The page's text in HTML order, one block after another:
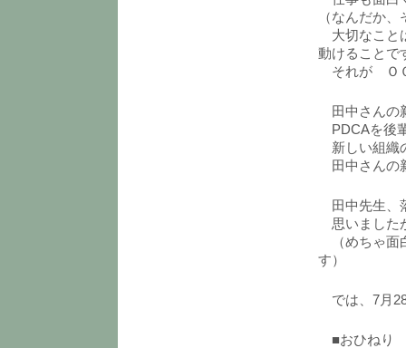
（なんだか
大切なこと
動けることで
それが Ｏ
田中さんの
PDCAを後
新しい組織
田中さんの
田中先生、
思いました
（めちゃ面
す）
では、7月
■おひねり